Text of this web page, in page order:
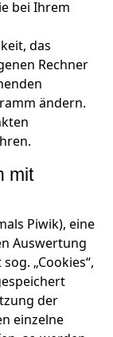
bei Ihrem
das
Rechner
ändern.
mit
Piwik), eine
Auswertung
„Cookies“,
der
einzelne